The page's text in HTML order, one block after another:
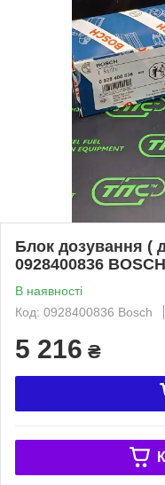
Блок дозування (
0928400836
В наявності
Код: 0928400836 Bosch
5 216 ₴